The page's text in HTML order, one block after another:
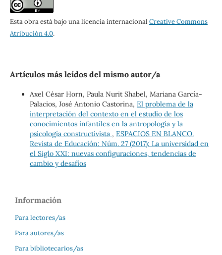
Esta obra está bajo una licencia internacional Creative Commons
Atribución 4.0.
Artículos más leídos del mismo autor/a
Axel César Horn, Paula Nurit Shabel, Mariana García-
Palacios, José Antonio Castorina, El problema de la
interpretación del contexto en el estudio de los
conocimientos infantiles en la antropología y la
psicología constructivista , ESPACIOS EN BLANCO.
Revista de Educación: Núm. 27 (2017): La universidad en
el Siglo XXI: nuevas configuraciones, tendencias de
cambio y desafíos
Información
Para lectores/as
Para autores/as
Para bibliotecarios/as